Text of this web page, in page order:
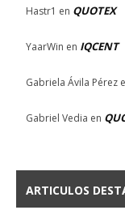
Hastr1 en QUOTEX
YaarWin en IQCENT
Gabriela Ávila Pérez
Gabriel Vedia en
ARTICULOS